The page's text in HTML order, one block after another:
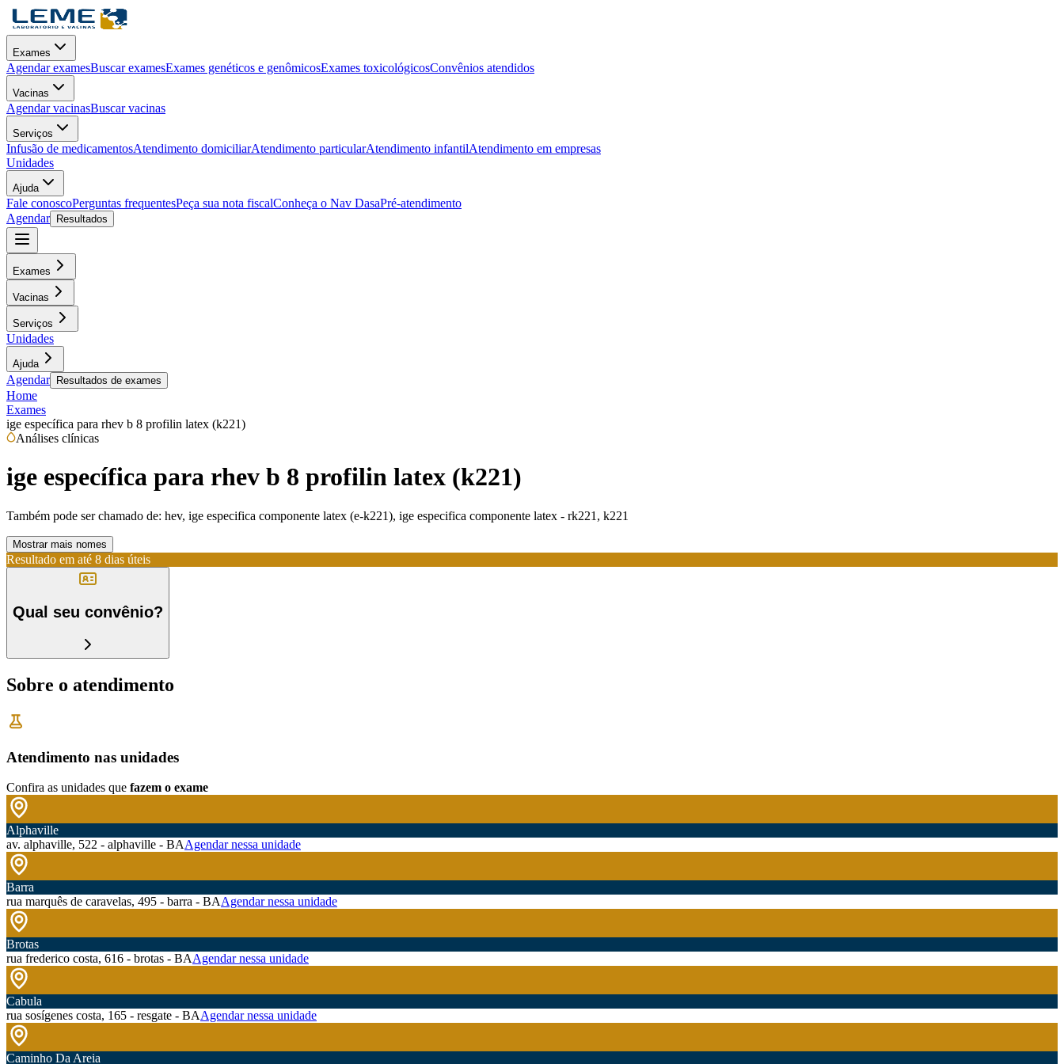
Exames
Agendar examesBuscar examesExames genéticos e genômicosExames toxicológicosConvênios atendidos
Vacinas
Agendar vacinasBuscar vacinas
Serviços
Infusão de medicamentosAtendimento domiciliarAtendimento particularAtendimento infantilAtendimento em empresas
Unidades
Ajuda
Fale conoscoPerguntas frequentesPeça sua nota fiscalConheça o Nav DasaPré-atendimento
Agendar
Resultados
Exames
Vacinas
Serviços
Unidades
Ajuda
Agendar Resultados de exames
Home
Exames
ige específica para rhev b 8 profilin latex (k221)
Análises clínicas
ige específica para rhev b 8 profilin latex (k221)
Também pode ser chamado de: hev, ige especifica componente latex (e-k221), ige especifica componente latex - rk221, k221
Mostrar mais nomes
Resultado em até 8 dias úteis
Qual seu convênio?
Sobre o atendimento
Atendimento nas unidades
Confira as unidades que fazem o exame
Alphaville
av. alphaville, 522 - alphaville - BAAgendar nessa unidade
Barra
rua marquês de caravelas, 495 - barra - BAAgendar nessa unidade
Brotas
rua frederico costa, 616 - brotas - BAAgendar nessa unidade
Cabula
rua sosígenes costa, 165 - resgate - BAAgendar nessa unidade
Caminho Da Areia